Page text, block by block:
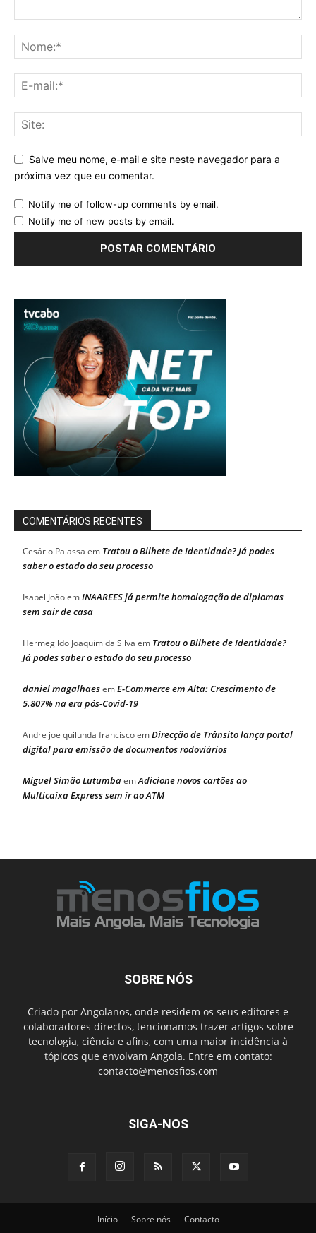
Salve meu nome, e-mail e site neste navegador para a
próxima vez que eu comentar.
Notify me of follow-up comments by email.
Notify me of new posts by email.
COMENTÁRIOS RECENTES
Cesário Palassa em Tratou o Bilhete de Identidade? Já podes
saber o estado do seu processo
Isabel JoãoemINAAREES já permite homologação de diplomas
sem sair de casa
Hermegildo Joaquim da Silva em Tratou o Bilhete de Identidade?
Já podes saber o estado do seu processo
daniel magalhaesemE-Commerce em Alta: Crescimento de
5.807% na era pós-Covid-19
Andre joe quilunda franciscoemDirecção de Trânsito lança portal
digital para emissão de documentos rodoviários
Miguel Simão LutumbaemAdicione novos cartões ao
Multicaixa Express sem ir ao ATM
SOBRE NÓS
Criado por Angolanos, onde residem os seus editores e
colaboradores directos, tencionamos trazer artigos sobre
tecnologia, ciência e afins, com uma maior incidência à
tópicos que envolvam Angola. Entre em contato:
contacto@menosfios.com
SIGA-NOS
Início Sobre nós Contacto